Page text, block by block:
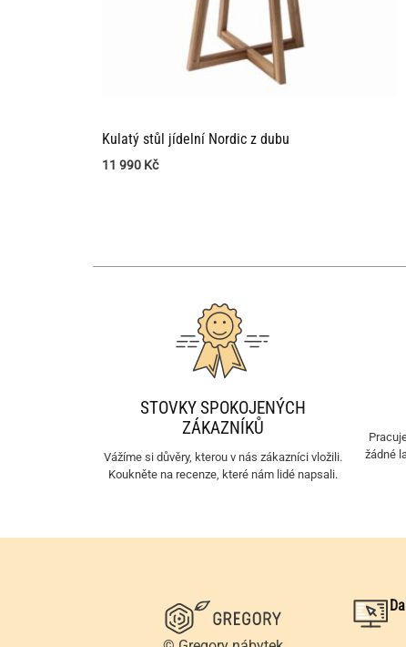
Kulatý stůl jídelní Nordic z dubu
11 990 Kč
STOVKY SPOKOJENÝCH
ZÁKAZNÍKŮ
Vážíme si důvěry, kterou v nás zákazníci vložili.
Koukněte na recenze, které nám lidé napsali.
žádné